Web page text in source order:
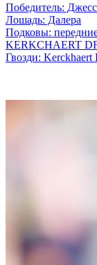
Победитель:
Лошадь: Далера
Подковы:
KERKCHAERT
Гвозди: Kerckhaert